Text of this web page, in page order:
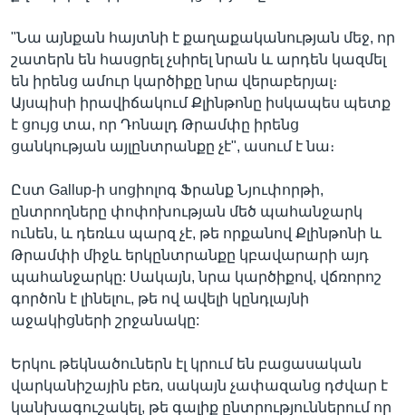
"Նա այնքան հայտնի է քաղաքականության մեջ, որ
շատերն են հասցրել չսիրել նրան և արդեն կազմել
են իրենց ամուր կարծիքը նրա վերաբերյալ։
Այսպիսի իրավիճակում Քլինթոնը իսկապես պետք
է ցույց տա, որ Դոնալդ Թրամփը իրենց
ցանկության այլընտրանքը չէ", ասում է նա։
Ըստ Gallup-ի սոցիոլոգ Ֆրանք Նյուփորթի,
ընտրողները փոփոխության մեծ պահանջարկ
ունեն, և դեռևս պարզ չէ, թե որքանով Քլինթոնի և
Թրամփի միջև երկընտրանքը կբավարարի այդ
պահանջարկը: Սակայն, նրա կարծիքով, վճռորոշ
գործոն է լինելու, թե ով ավելի կընդլայնի
աջակիցների շրջանակը:
Երկու թեկնածուներն էլ կրում են բացասական
վարկանիշային բեռ, սակայն չափազանց դժվար է
կանխագուշակել, թե գալիք ընտրություններում որ